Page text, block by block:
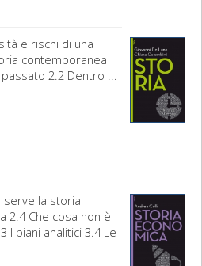
e rischi di una
contemporanea
2.2 Dentro ...
serve la storia
2.4 Che cosa non è
I piani analitici 3.4 Le